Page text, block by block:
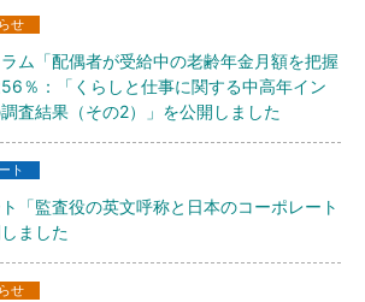
せ
ム「配偶者が受給中の老齢年金月額を把握
％：「くらしと仕事に関する中高年イン
査結果（その2）」を公開しました
ト
「監査役の英文呼称と日本のコーポレート
ました
せ